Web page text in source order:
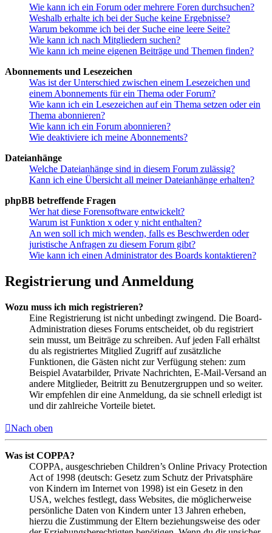
Wie kann ich ein Forum oder mehrere Foren durchsuchen?
Weshalb erhalte ich bei der Suche keine Ergebnisse?
Warum bekomme ich bei der Suche eine leere Seite?
Wie kann ich nach Mitgliedern suchen?
Wie kann ich meine eigenen Beiträge und Themen finden?
Abonnements und Lesezeichen
Was ist der Unterschied zwischen einem Lesezeichen und
einem Abonnements für ein Thema oder Forum?
Wie kann ich ein Lesezeichen auf ein Thema setzen oder ein
Thema abonnieren?
Wie kann ich ein Forum abonnieren?
Wie deaktiviere ich meine Abonnements?
Dateianhänge
Welche Dateianhänge sind in diesem Forum zulässig?
Kann ich eine Übersicht all meiner Dateianhänge erhalten?
phpBB betreffende Fragen
Wer hat diese Forensoftware entwickelt?
Warum ist Funktion x oder y nicht enthalten?
An wen soll ich mich wenden, falls es Beschwerden oder
juristische Anfragen zu diesem Forum gibt?
Wie kann ich einen Administrator des Boards kontaktieren?
Registrierung und Anmeldung
Wozu muss ich mich registrieren?
Eine Registrierung ist nicht unbedingt zwingend. Die Board-
Administration dieses Forums entscheidet, ob du registriert
sein musst, um Beiträge zu schreiben. Auf jeden Fall erhältst
du als registriertes Mitglied Zugriff auf zusätzliche
Funktionen, die Gästen nicht zur Verfügung stehen: zum
Beispiel Avatarbilder, Private Nachrichten, E-Mail-Versand an
andere Mitglieder, Beitritt zu Benutzergruppen und so weiter.
Wir empfehlen dir eine Anmeldung, da sie schnell erledigt ist
und dir zahlreiche Vorteile bietet.
Nach oben
Was ist COPPA?
COPPA, ausgeschrieben Children’s Online Privacy Protection
Act of 1998 (deutsch: Gesetz zum Schutz der Privatsphäre
von Kindern im Internet von 1998) ist ein Gesetz in den
USA, welches festlegt, dass Websites, die möglicherweise
persönliche Daten von Kindern unter 13 Jahren erheben,
hierzu die Zustimmung der Eltern beziehungsweise des oder